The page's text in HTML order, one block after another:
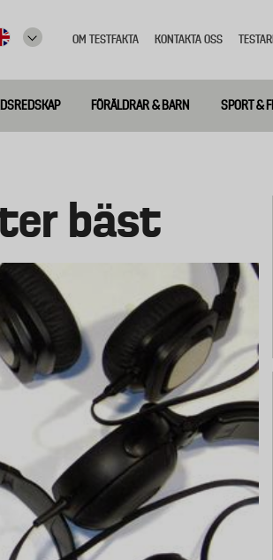
meny
OM TESTFAKTA KONTAKTA OSS
FÖRÄLDRAR & BARN SPORT &
bäst